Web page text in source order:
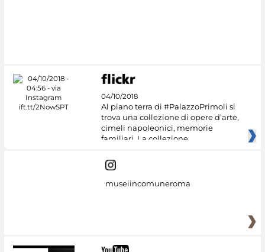
04/10/2018
Al piano terra di #PalazzoPrimoli si
trova una collezione di opere d’arte,
cimeli napoleonici, memorie
familiari. La collezione
museiincomuneroma